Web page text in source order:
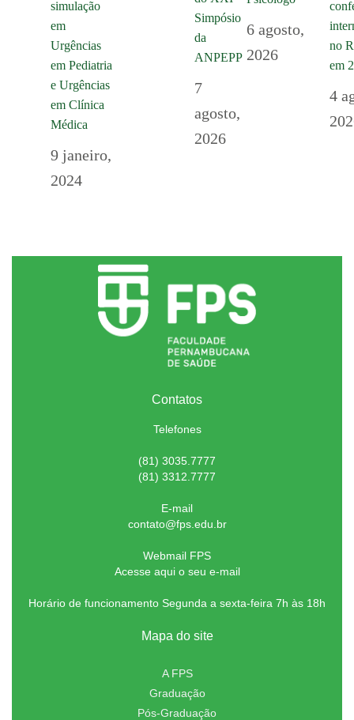
simulação
em
Urgências
em Pediatria
e Urgências
em Clínica
Médica
9 janeiro,
2024
Simpósio
da
ANPEPP
7
agosto,
2026
6 agosto,
2026
no
em
4
Contatos
Telefones
(81) 3035.7777
(81) 3312.7777
E-mail
contato@fps.edu.br
Webmail FPS
Acesse aqui o seu e-mail
Horário de funcionamento Segunda a sexta-feira 7h às 18h
Mapa do site
A FPS
Graduação
Pós-Graduação